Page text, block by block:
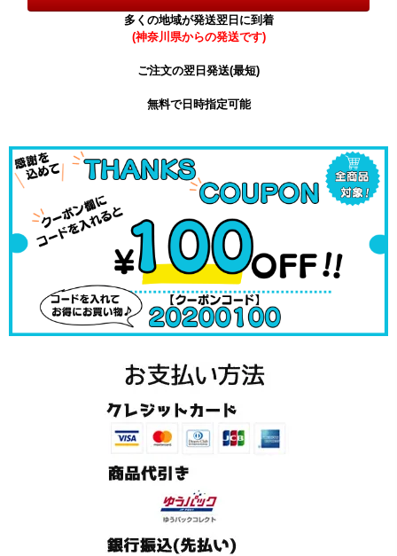
多くの地域が発送翌日に到着
(神奈川県からの発送です)
ご注文の翌日発送(最短)
無料で日時指定可能